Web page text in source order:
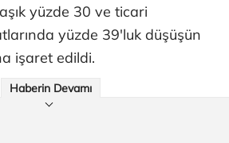
yüzde 30 ve ticari
yüzde 39'luk düşüşün
işaret edildi.
Haberin Devamı